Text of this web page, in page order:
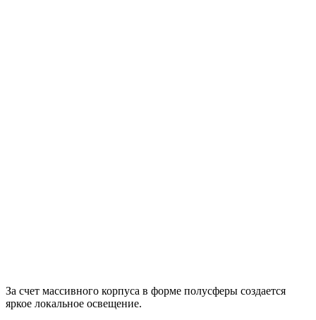
За счет массивного корпуса в форме полусферы создается
яркое локальное освещение.